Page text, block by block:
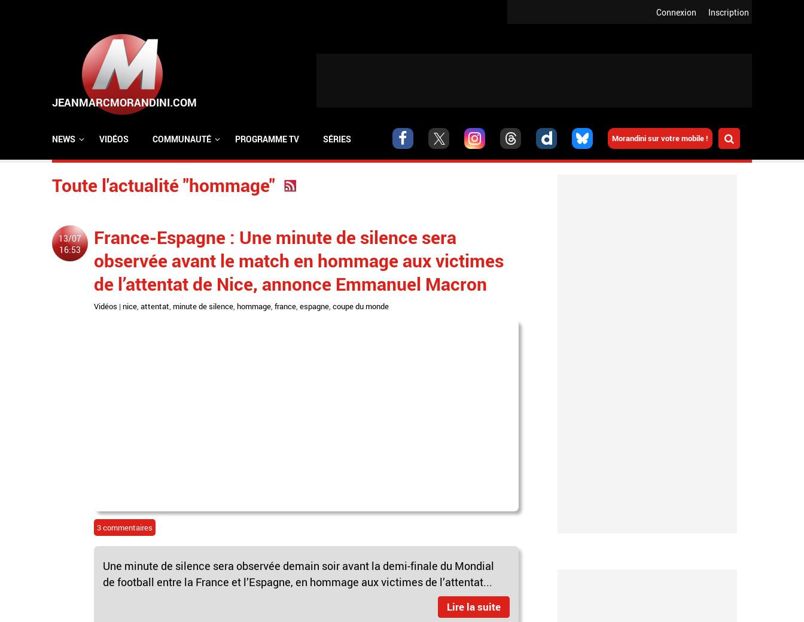
Inscription
Connexion
Morandini sur votre mobile !
NEWS VIDÉOS COMMUNAUTÉ PROGRAMME TV SÉRIES
Toute l'actualité "hommage"
13/07
16:53
France-Espagne : Une minute de silence sera
observée avant le match en hommage aux victimes
de l’attentat de Nice, annonce Emmanuel Macron
Vidéos | nice, attentat, minute de silence, hommage, france, espagne, coupe du monde
3 commentaires
Une minute de silence sera observée demain soir avant la demi-finale du Mondial
de football entre la France et l’Espagne, en hommage aux victimes de l’attentat...
Lire la suite